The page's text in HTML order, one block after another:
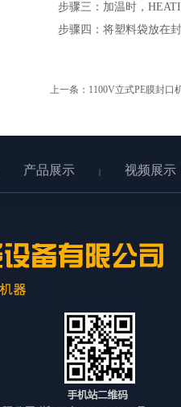
步骤三：加温时，
步骤四：将塑料袋放在
上一条： 1100V立式PE膜封
产品展示 | 视频展示